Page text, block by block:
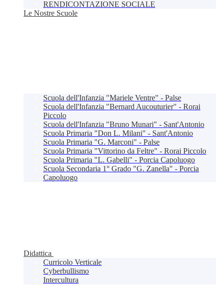
RENDICONTAZIONE SOCIALE
Le Nostre Scuole
Scuola dell'Infanzia "Mariele Ventre" - Palse
Scuola dell'Infanzia "Bernard Aucouturier" - Rorai
Piccolo
Scuola dell'Infanzia "Bruno Munari" - Sant'Antonio
Scuola Primaria "Don L. Milani" - Sant'Antonio
Scuola Primaria "G. Marconi" - Palse
Scuola Primaria "Vittorino da Feltre" - Rorai Piccolo
Scuola Primaria "L. Gabelli" - Porcia Capoluogo
Scuola Secondaria 1° Grado "G. Zanella" - Porcia
Capoluogo
Didattica
Curricolo Verticale
Cyberbullismo
Intercultura